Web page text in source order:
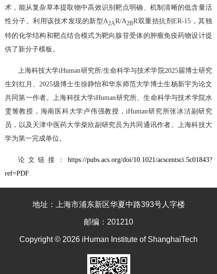
术，能从复杂草本提取物中高效识别靶点明确、机制清晰的低含量活
性分子。利用该技术发现的新型A2AR/A2BR双重拮抗剂ER-15 ，其独
特的化学结构和靶点结合模式为靶向腺苷受体的肿瘤免疫药物设计提
供了新分子模板。
上海科技大学iHuman研究所/生命科学与技术学院2025届博士研究
生刘红月、 2025级博士生徐静怡和华东师范大学博士生杨新宇为论文
共同第一作者。上海科技大学iHuman研究所、生命科学与技术学院水
雯箐教授，海南医科大学卢伟强教授，iHuman研究所张冰洁副研究
员，以及天津中医药大学柴欣副研究员为共同通讯作者。上海科技大
学为第一完成单位。
论文链接： https://pubs.acs.org/doi/10.1021/acscentsci.5c01843?
ref=PDF
地址：上海市浦东新区华夏中路393号人字楼
邮编：201210
Copyright © 2026 iHuman Institute of ShanghaiTech